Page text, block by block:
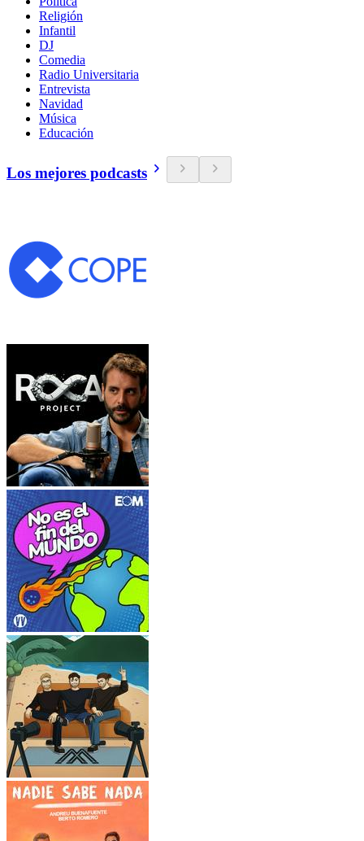
Religión
Infantil
DJ
Comedia
Radio Universitaria
Entrevista
Navidad
Música
Educación
Los mejores podcasts